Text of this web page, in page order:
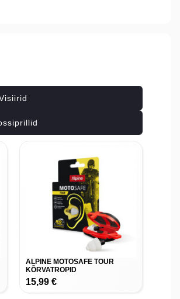
ALPINE MOTOSAFE TOUR
KÕRVATROPID
15,99 €